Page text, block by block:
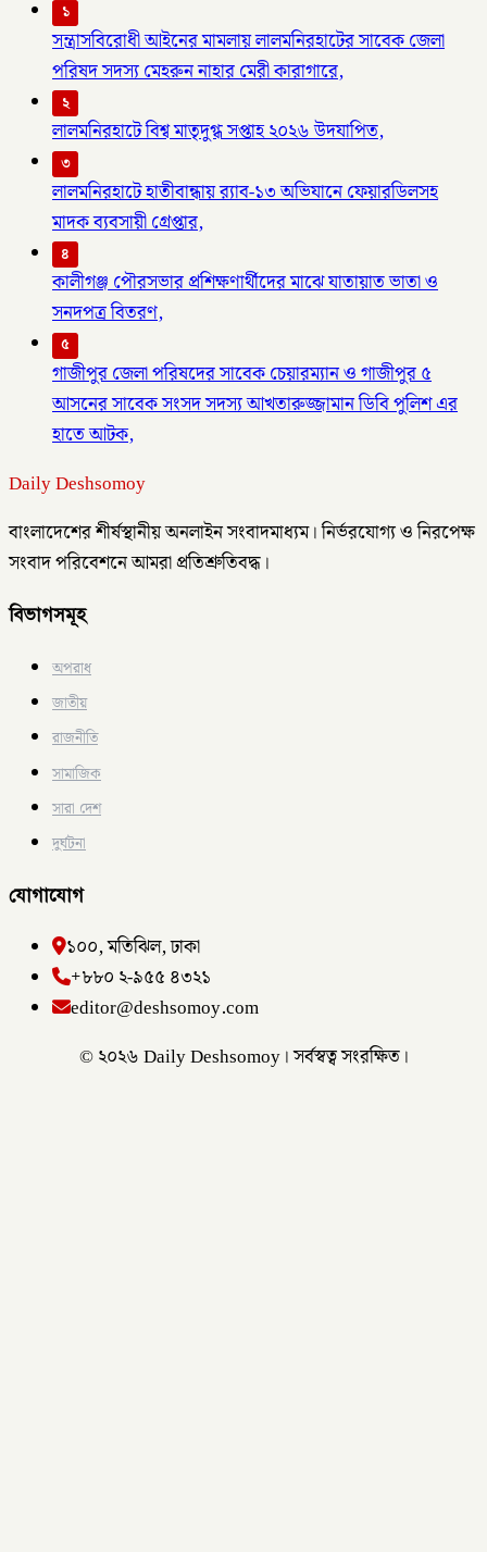
১
সন্ত্রাসবিরোধী আইনের মামলায় লালমনিরহাটের সাবেক জেলা
পরিষদ সদস্য মেহরুন নাহার মেরী কারাগারে,
২
লালমনিরহাটে বিশ্ব মাতৃদুগ্ধ সপ্তাহ ২০২৬ উদযাপিত,
৩
লালমনিরহাটে হাতীবান্ধায় র‌্যাব-১৩ অভিযানে ফেয়ারডিলসহ
মাদক ব্যবসায়ী গ্রেপ্তার,
৪
কালীগঞ্জ পৌরসভার প্রশিক্ষণার্থীদের মাঝে যাতায়াত ভাতা ও
সনদপত্র বিতরণ,
৫
গাজীপুর জেলা পরিষদের সাবেক চেয়ারম্যান ও গাজীপুর ৫
আসনের সাবেক সংসদ সদস্য আখতারুজ্জামান ডিবি পুলিশ এর
হাতে আটক,
Daily Deshsomoy
বাংলাদেশের শীর্ষস্থানীয় অনলাইন সংবাদমাধ্যম। নির্ভরযোগ্য ও নিরপেক্ষ
সংবাদ পরিবেশনে আমরা প্রতিশ্রুতিবদ্ধ।
বিভাগসমূহ
অপরাধ
জাতীয়
রাজনীতি
সামাজিক
সারা দেশ
দুর্ঘটনা
যোগাযোগ
১০০, মতিঝিল, ঢাকা
+৮৮০ ২-৯৫৫ ৪৩২১
editor@deshsomoy.com
© ২০২৬ Daily Deshsomoy। সর্বস্বত্ব সংরক্ষিত।